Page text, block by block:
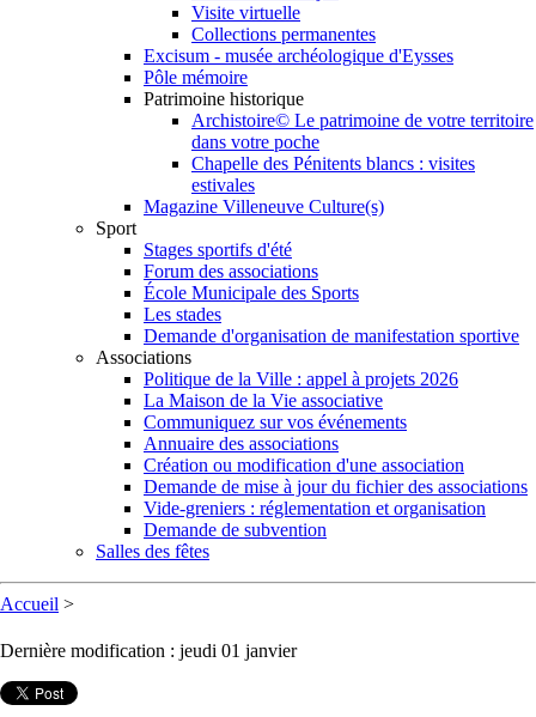
Visite virtuelle
Collections permanentes
Excisum - musée archéologique d'Eysses
Pôle mémoire
Patrimoine historique
Archistoire© Le patrimoine de votre territoire
dans votre poche
Chapelle des Pénitents blancs : visites
estivales
Magazine Villeneuve Culture(s)
Sport
Stages sportifs d'été
Forum des associations
École Municipale des Sports
Les stades
Demande d'organisation de manifestation sportive
Associations
Politique de la Ville : appel à projets 2026
La Maison de la Vie associative
Communiquez sur vos événements
Annuaire des associations
Création ou modification d'une association
Demande de mise à jour du fichier des associations
Vide-greniers : réglementation et organisation
Demande de subvention
Salles des fêtes
Accueil >
Dernière modification : jeudi 01 janvier